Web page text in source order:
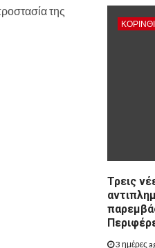
της
Τρεις
3 ημέρες